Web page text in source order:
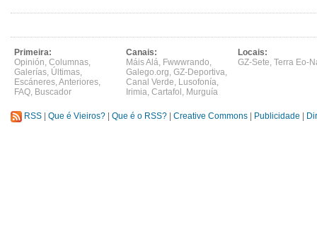
Primeira:
Opinión, Columnas,
Galerías, Últimas,
Escáneres,Anteriores,
FAQ, Buscador
Canais:
Máis Alá, Fwwwrando,
Galego.org, GZ-Deportiva,
Canal Verde, Lusofonía,
Irimia, Cartafol , Murguía
Locais:
GZ-Sete, Terra Eo-
RSS Que é Vieiros? Que é o RSS? Creative Commons Publicidade